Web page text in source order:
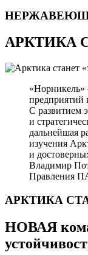
АРКТИКА
предприятий
С развитием
и
дальнейшая
изучения
и
Владимир
Правления
АРКТИКА
НОВАЯ